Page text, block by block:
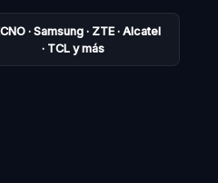
· Samsung · ZTE · Alcatel
· TCL y más